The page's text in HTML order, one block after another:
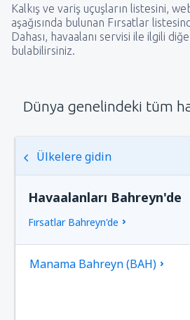
Kalkış ve variş uçuşların listesini,
aşağısında bulunan Fırsatlar
Dahası, havaalanı servisi ile ilgili
bulabilirsiniz.
Dünya genelindeki tüm
Ülkelere gidin
Havaalanları Bahreyn'de
Fırsatlar Bahreyn'de
Manama Bahreyn (BAH)